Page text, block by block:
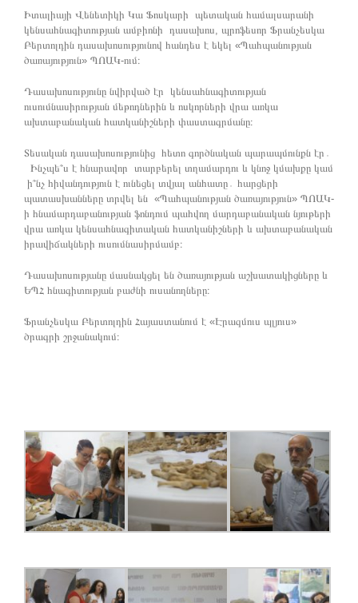
Իտալիայի Վենետիկի Կա Ֆոսկարի պետական համալսարանի
կենսահնագիտության ամբիոնի դասախոս, պրոֆեսոր Ֆրանչեսկա
Բերտոլդին դասախոսությունով հանդես է եկել «Պահպանության
ծառայություն» ՊՈԱԿ-ում։
Դասախոսությունը նվիրված էր կենսահնագիտության
ուսումնասիրության մեթոդներին և ոսկորների վրա առկա
ախտաբանական հատկանիշների փաստագրմանը։
Տեսական դասախոսությունից հետո գործնական պարապմունքն էր․
Ինչպե՞ս է հնարավոր տարբերել տղամարդու և կնոջ կմախքը կամ
ի՞նչ հիվանդություն է ունեցել տվյալ անհատը․ հարցերի
պատասխանները տրվել են «Պահպանության ծառայություն» ՊՈԱԿ-
ի հնամարդաբանության ֆոնդում պահվող մարդաբանական նյութերի
վրա առկա կենսահնագիտական հատկանիշների և ախտաբանական
իրավիճակների ուսումնասիրմամբ։
Դասախոսությանը մասնակցել են ծառայության աշխատակիցները և
ԵՊՀ հնագիտության բաժնի ուսանողները։
Ֆրանչեսկա Բերտոլդին Հայաստանում է «Էրազմուս պլյուս»
ծրագրի շրջանակում։